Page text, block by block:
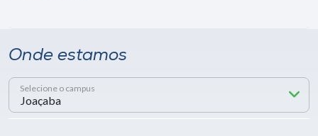
Onde estamos
Selecione o campus